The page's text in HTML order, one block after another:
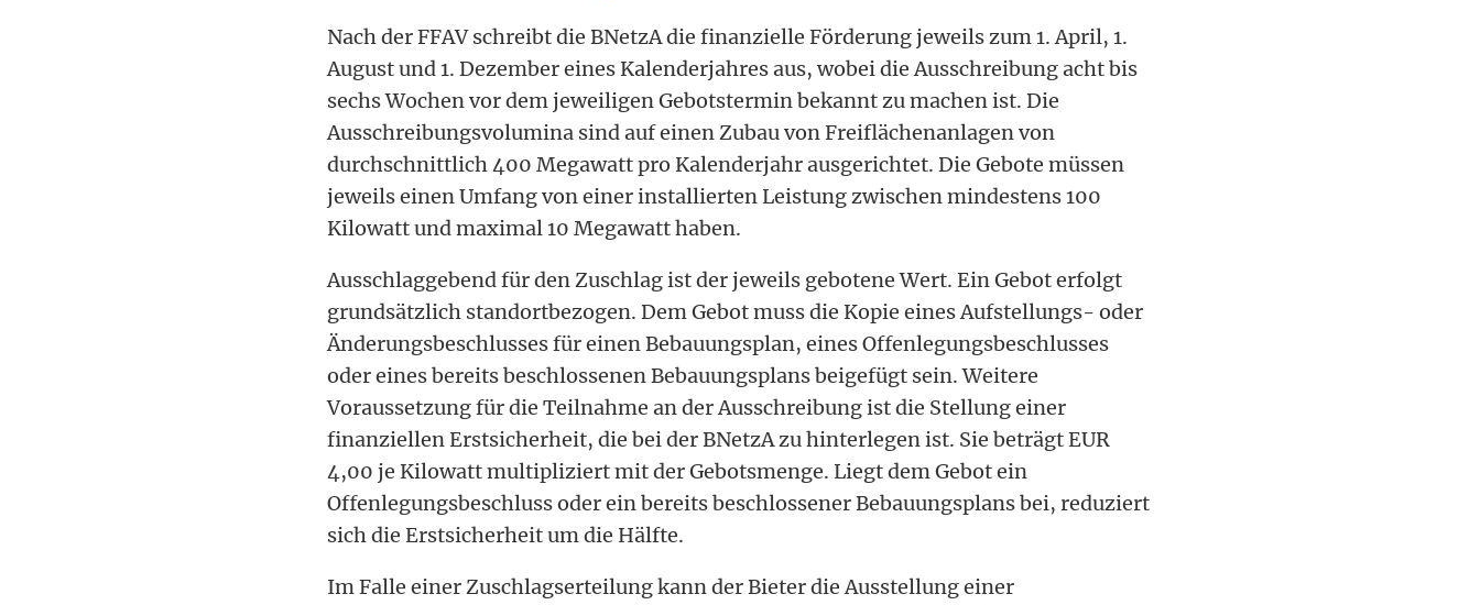
Nach der FFAV schreibt die BNetzA die finanzielle Förderung jeweils zum 1. April, 1.
August und 1. Dezember eines Kalenderjahres aus, wobei die Ausschreibung acht bis
sechs Wochen vor dem jeweiligen Gebotstermin bekannt zu machen ist. Die
Ausschreibungsvolumina sind auf einen Zubau von Freiflächenanlagen von
durchschnittlich 400 Megawatt pro Kalenderjahr ausgerichtet. Die Gebote müssen
jeweils einen Umfang von einer installierten Leistung zwischen mindestens 100
Kilowatt und maximal 10 Megawatt haben.
Ausschlaggebend für den Zuschlag ist der jeweils gebotene Wert. Ein Gebot erfolgt
grundsätzlich standortbezogen. Dem Gebot muss die Kopie eines Aufstellungs- oder
Änderungsbeschlusses für einen Bebauungsplan, eines Offenlegungsbeschlusses
oder eines bereits beschlossenen Bebauungsplans beigefügt sein. Weitere
Voraussetzung für die Teilnahme an der Ausschreibung ist die Stellung einer
finanziellen Erstsicherheit, die bei der BNetzA zu hinterlegen ist. Sie beträgt EUR
4,00 je Kilowatt multipliziert mit der Gebotsmenge. Liegt dem Gebot ein
Offenlegungsbeschluss oder ein bereits beschlossener Bebauungsplans bei, reduziert
sich die Erstsicherheit um die Hälfte.
Im Falle einer Zuschlagserteilung kann der Bieter die Ausstellung einer